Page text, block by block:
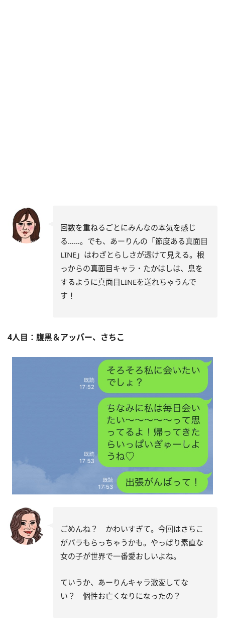
回数を重ねるごとにみんなの本気を感じ
る……。でも、あーりんの「節度ある真面目
LINE」はわざとらしさが透けて見える。根
っからの真面目キャラ・たかはしは、息を
するように真面目LINEを送れちゃうんで
す！
4人目：腹黒＆アッパー、さちこ
ごめんね？ かわいすぎて。今回はさちこ
がバラもらっちゃうかも。やっぱり素直な
女の子が世界で一番愛おしいよね。
ていうか、あーりんキャラ激変してな
い？ 個性お亡くなりになったの？